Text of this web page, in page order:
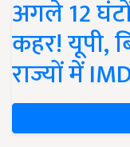
अगले 12
कहर! यूपी,
राज्यों में